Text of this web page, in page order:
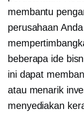
membantu
perusahaan
beberapa ide
ini dapat
atau menarik
menyediakan